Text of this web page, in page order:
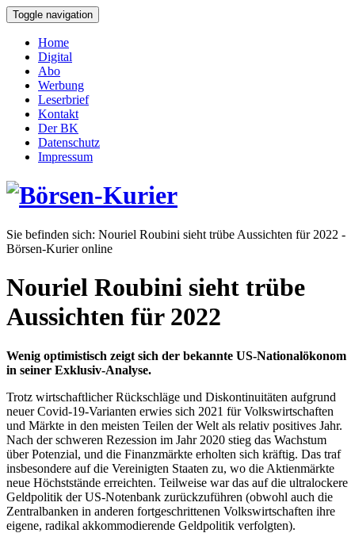
Toggle navigation
Home
Digital
Abo
Werbung
Leserbrief
Kontakt
Der BK
Datenschutz
Impressum
Sie befinden sich: Nouriel Roubini sieht trübe Aussichten für 2022 -
Börsen-Kurier online
Nouriel Roubini sieht trübe
Aussichten für 2022
Wenig optimistisch zeigt sich der bekannte US-Nationalökonom
in seiner Exklusiv-Analyse.
Trotz wirtschaftlicher Rückschläge und Diskontinuitäten aufgrund
neuer Covid-19-Varianten erwies sich 2021 für Volkswirtschaften
und Märkte in den meisten Teilen der Welt als relativ positives Jahr.
Nach der schweren Rezession im Jahr 2020 stieg das Wachstum
über Potenzial, und die Finanzmärkte erholten sich kräftig. Das traf
insbesondere auf die Vereinigten Staaten zu, wo die Aktienmärkte
neue Höchststände erreichten. Teilweise war das auf die ultralockere
Geldpolitik der US-Notenbank zurückzuführen (obwohl auch die
Zentralbanken in anderen fortgeschrittenen Volkswirtschaften ihre
eigene, radikal akkommodierende Geldpolitik verfolgten).